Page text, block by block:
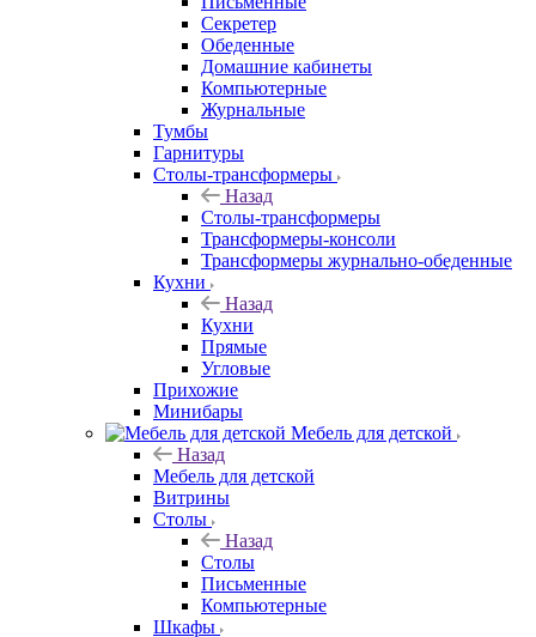
Секретер
Обеденные
Домашние кабинеты
Компьютерные
Журнальные
Тумбы
Гарнитуры
Столы-трансформеры
Назад
Столы-трансформеры
Трансформеры-консоли
Трансформеры журнально-обеденные
Кухни
Назад
Кухни
Прямые
Угловые
Прихожие
Минибары
Мебель для детской
Назад
Мебель для детской
Витрины
Столы
Назад
Столы
Письменные
Компьютерные
Шкафы